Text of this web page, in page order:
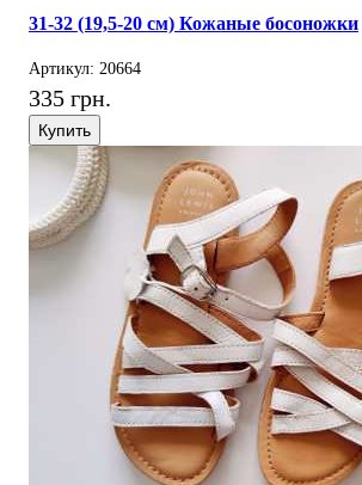
31-32 (19,5-20 см) Кожаные босоножки
Артикул: 20664
335 грн.
Купить